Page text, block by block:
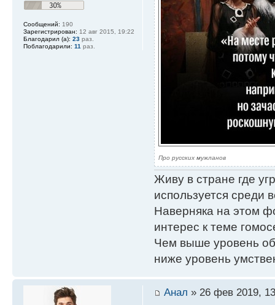
Про русских мужланов
Живу в стране где
используется среди
Наверняка на этом
интерес к теме
Чем выше уровень
ниже уровень
Сообщений: 190
Зарегистрирован: 12 авг 2015, 19:22
Благодарил (а): 23 раз.
Поблагодарили: 11 раз.
Анал » 26 фев 2019,